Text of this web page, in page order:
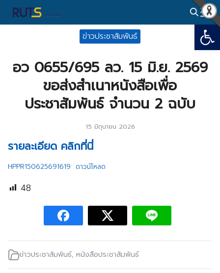
Skip
ข่าวประชาสัมพันธ์
อว 0655/695 ลว. 15 มิ.ย. 2569
ขอส่งสำเนาหนังสือเพื่อ
ประชาสัมพันธ์ จำนวน 2 ฉบับ
15 มิถุนายน 2026
รายละเอียด คลิกที่นี่
HPPR150625691619 ดาวน์โหลด
48
ข่าวประชาสัมพันธ์, หนังสือประชาสัมพันธ์